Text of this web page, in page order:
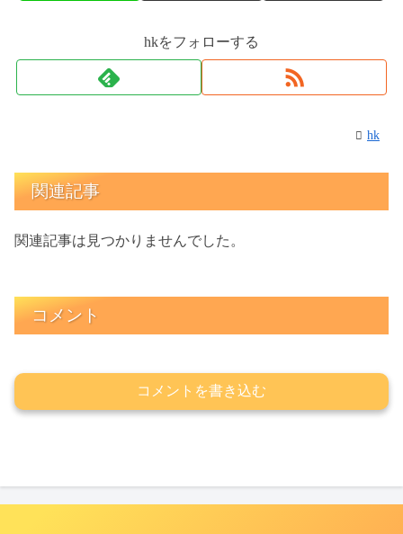
hkをフォローする
hk
関連記事
関連記事は見つかりませんでした。
コメント
コメントを書き込む